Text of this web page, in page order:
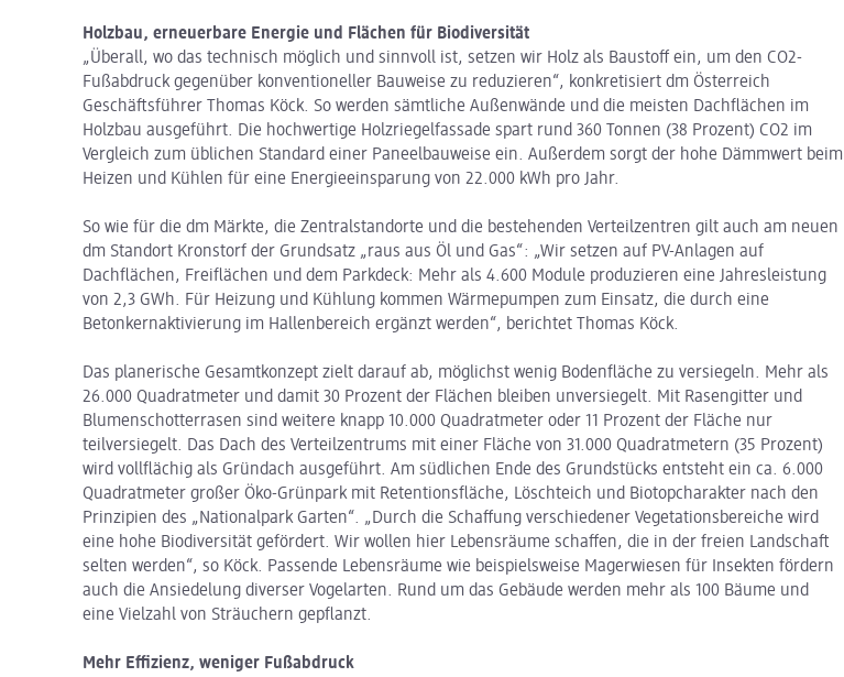
Holzbau, erneuerbare Energie und Flächen für Biodiversität
„Überall, wo das technisch möglich und sinnvoll ist, setzen wir Holz als Baustoff ein, um den CO2-
Fußabdruck gegenüber konventioneller Bauweise zu reduzieren“, konkretisiert dm Österreich
Geschäftsführer Thomas Köck. So werden sämtliche Außenwände und die meisten Dachflächen im
Holzbau ausgeführt. Die hochwertige Holzriegelfassade spart rund 360 Tonnen (38 Prozent) CO2 im
Vergleich zum üblichen Standard einer Paneelbauweise ein. Außerdem sorgt der hohe Dämmwert beim
Heizen und Kühlen für eine Energieeinsparung von 22.000 kWh pro Jahr.
So wie für die dm Märkte, die Zentralstandorte und die bestehenden Verteilzentren gilt auch am neuen
dm Standort Kronstorf der Grundsatz „raus aus Öl und Gas“: „Wir setzen auf PV-Anlagen auf
Dachflächen, Freiflächen und dem Parkdeck: Mehr als 4.600 Module produzieren eine Jahresleistung
von 2,3 GWh. Für Heizung und Kühlung kommen Wärmepumpen zum Einsatz, die durch eine
Betonkernaktivierung im Hallenbereich ergänzt werden“, berichtet Thomas Köck.
Das planerische Gesamtkonzept zielt darauf ab, möglichst wenig Bodenfläche zu versiegeln. Mehr als
26.000 Quadratmeter und damit 30 Prozent der Flächen bleiben unversiegelt. Mit Rasengitter und
Blumenschotterrasen sind weitere knapp 10.000 Quadratmeter oder 11 Prozent der Fläche nur
teilversiegelt. Das Dach des Verteilzentrums mit einer Fläche von 31.000 Quadratmetern (35 Prozent)
wird vollflächig als Gründach ausgeführt. Am südlichen Ende des Grundstücks entsteht ein ca. 6.000
Quadratmeter großer Öko-Grünpark mit Retentionsfläche, Löschteich und Biotopcharakter nach den
Prinzipien des „Nationalpark Garten“. „Durch die Schaffung verschiedener Vegetationsbereiche wird
eine hohe Biodiversität gefördert. Wir wollen hier Lebensräume schaffen, die in der freien Landschaft
selten werden“, so Köck. Passende Lebensräume wie beispielsweise Magerwiesen für Insekten fördern
auch die Ansiedelung diverser Vogelarten. Rund um das Gebäude werden mehr als 100 Bäume und
eine Vielzahl von Sträuchern gepflanzt.
Mehr Effizienz, weniger Fußabdruck